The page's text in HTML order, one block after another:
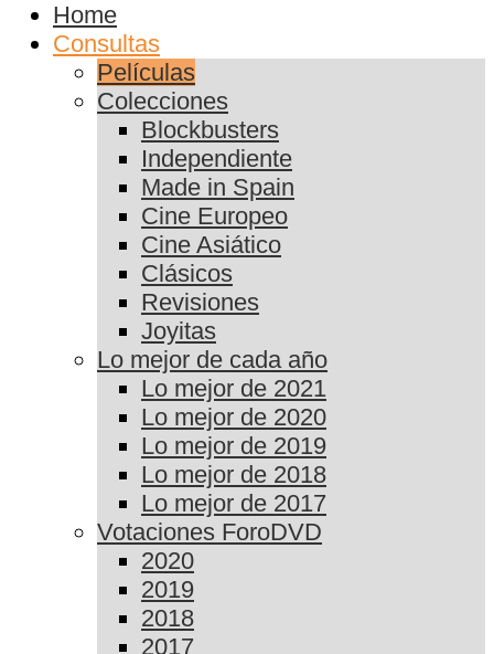
Home
Consultas
Películas
Colecciones
Blockbusters
Independiente
Made in Spain
Cine Europeo
Cine Asiático
Clásicos
Revisiones
Joyitas
Lo mejor de cada año
Lo mejor de 2021
Lo mejor de 2020
Lo mejor de 2019
Lo mejor de 2018
Lo mejor de 2017
Votaciones ForoDVD
2020
2019
2018
2017